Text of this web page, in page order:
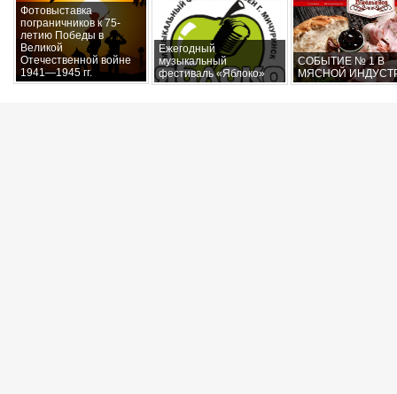
Фотовыставка
пограничников к 75-
летию Победы в
Великой
Отечественной войне
1941—1945 гг.
Ежегодный
музыкальный
фестиваль «Яблоко»
СОБЫТИЕ № 1 В
МЯСНОЙ